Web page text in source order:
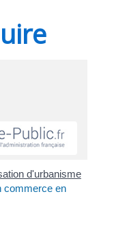
d'urbanisme
commerce en